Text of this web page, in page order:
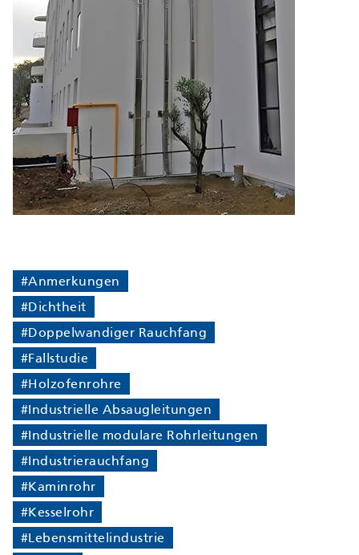
#Anmerkungen
#Dichtheit
#Doppelwandiger Rauchfang
#Fallstudie
#Holzofenrohre
#Industrielle Absaugleitungen
#Industrielle modulare Rohrleitungen
#Industrierauchfang
#Kaminrohr
#Kesselrohr
#Lebensmittelindustrie